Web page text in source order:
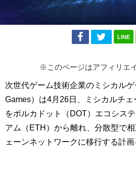
LINE
※このページはアフィリエ
次世代ゲーム技術企業のミシカルゲ
Games）は4月26日、ミシカルチェ
をポルカドット（DOT）エコシス
アム（ETH）から離れ、分散型で
ェーンネットワークに移行する計画